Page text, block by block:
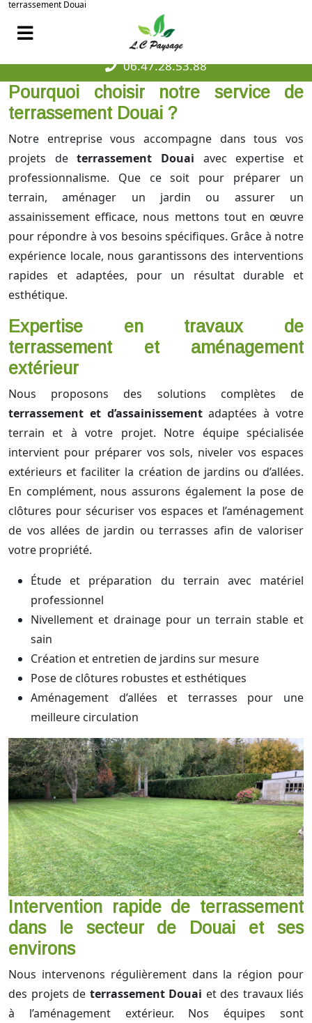
terrassement Douai
06.47.28.53.88
Pourquoi choisir notre service de
terrassement Douai ?
Notre entreprise vous accompagne dans tous vos
projets deterrassement Douai avec expertise et
professionnalisme. Que ce soit pour préparer un
terrain, aménager un jardin ou assurer un
assainissement efficace, nous mettons tout en œuvre
pour répondre à vos besoins spécifiques. Grâce à notre
expérience locale, nous garantissons des interventions
rapides et adaptées, pour un résultat durable et
esthétique.
Expertise en travaux de
terrassement et aménagement
extérieur
Nous proposons des solutions complètes de
terrassement et d’assainissementadaptées à votre
terrain et à votre projet. Notre équipe spécialisée
intervient pour préparer vos sols, niveler vos espaces
extérieurs et faciliter la création de jardins ou d’allées.
En complément, nous assurons également la pose de
clôtures pour sécuriser vos espaces et l’aménagement
de vos allées de jardin ou terrasses afin de valoriser
votre propriété.
Étude et préparation du terrain avec matériel
professionnel
Nivellement et drainage pour un terrain stable et
sain
Création et entretien de jardins sur mesure
Pose de clôtures robustes et esthétiques
Aménagement d’allées et terrasses pour une
meilleure circulation
Intervention rapide de terrassement
dans le secteur de Douai et ses
environs
Nous intervenons régulièrement dans la région pour
des projets de terrassement Douai et des travaux liés
à l’aménagement extérieur. Nos équipes sont